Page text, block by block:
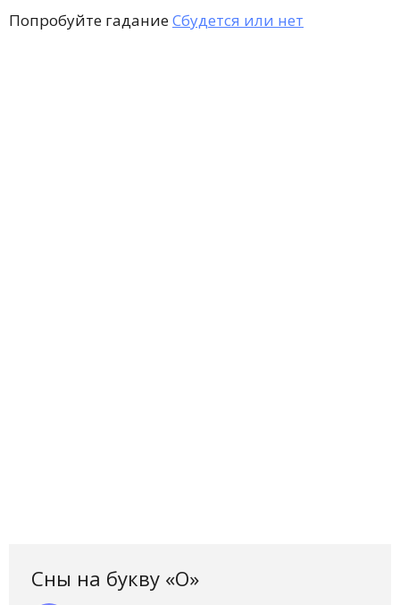
Попробуйте гаданиеСбудется или нет
Сны на букву «О‎»‎